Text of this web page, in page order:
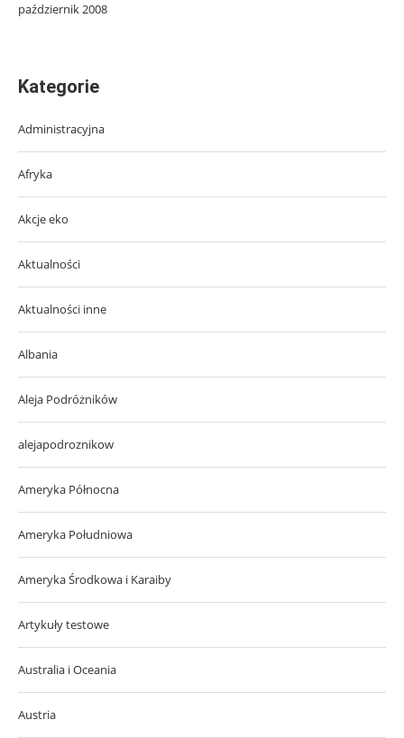
październik 2008
Kategorie
Administracyjna
Afryka
Akcje eko
Aktualności
Aktualności inne
Albania
Aleja Podróżników
alejapodroznikow
Ameryka Północna
Ameryka Południowa
Ameryka Środkowa i Karaiby
Artykuły testowe
Australia i Oceania
Austria